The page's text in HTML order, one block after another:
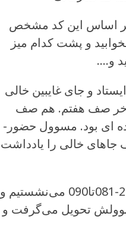
بر اساس این کد مشخص
و پشت کدام میز
و….
و جای غایبین خالی
آخر صف هفتم. هم صف
ای بود. مسوول حضور-
خالی را یادداشت
توی غذاخوری میزها ده نفره بود و ما میرفتیم پشت میز 21-081تا090 می‌نشستیم و
از مسوولش تحویل می‌گرفت و